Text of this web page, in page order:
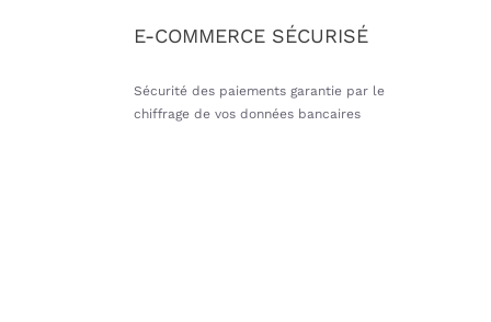
E-COMMERCE SÉCURISÉ
Sécurité des paiements garantie par le
chiffrage de vos données bancaires